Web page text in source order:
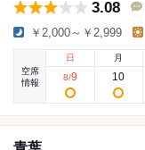
3.08
￥2,000～￥2,999
空席
情報
日
8/9
月
10